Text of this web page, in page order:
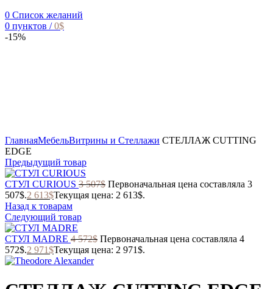
0 Список желаний
0 пунктов / 0$
-15%
ГлавнаяМебельВитрины и Стеллажи СТЕЛЛАЖ CUTTING
EDGE
Предыдущий товар
СТУЛ CURIOUS 3 507$ Первоначальная цена составляла 3
507$.2 613$Текущая цена: 2 613$.
Назад к товарам
Следующий товар
СТУЛ MADRE 4 572$ Первоначальная цена составляла 4
572$.2 971$Текущая цена: 2 971$.